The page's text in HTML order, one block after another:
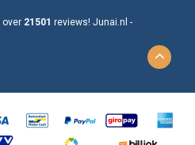
over 21501 reviews! Junai.nl -